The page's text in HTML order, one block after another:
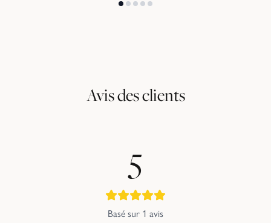
Avis des clients
5
Basé sur 1 avis